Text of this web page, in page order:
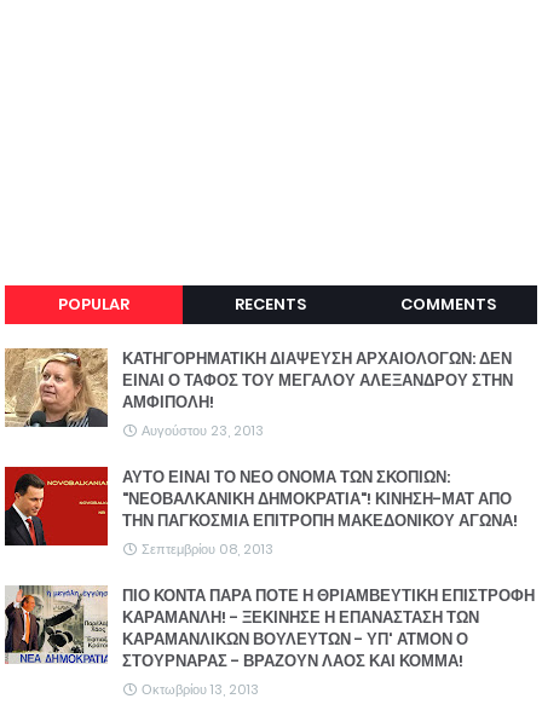
POPULAR RECENTS COMMENTS
ΚΑΤΗΓΟΡΗΜΑΤΙΚΗ ΔΙΑΨΕΥΣΗ ΑΡΧΑΙΟΛΟΓΩΝ: ΔΕΝ
ΕΙΝΑΙ Ο ΤΑΦΟΣ ΤΟΥ ΜΕΓΑΛΟΥ ΑΛΕΞΑΝΔΡΟΥ ΣΤΗΝ
ΑΜΦΙΠΟΛΗ!
Αυγούστου 23, 2013
ΑΥΤΟ ΕΙΝΑΙ ΤΟ ΝΕΟ ΟΝΟΜΑ ΤΩΝ ΣΚΟΠΙΩΝ:
"ΝΕΟΒΑΛΚΑΝΙΚΗ ΔΗΜΟΚΡΑΤΙΑ"! ΚΙΝΗΣΗ-ΜΑΤ ΑΠΟ
ΤΗΝ ΠΑΓΚΟΣΜΙΑ ΕΠΙΤΡΟΠΗ ΜΑΚΕΔΟΝΙΚΟΥ ΑΓΩΝΑ!
Σεπτεμβρίου 08, 2013
ΠΙΟ ΚΟΝΤΑ ΠΑΡΑ ΠΟΤΕ Η ΘΡΙΑΜΒΕΥΤΙΚΗ ΕΠΙΣΤΡΟΦΗ
ΚΑΡΑΜΑΝΛΗ! - ΞΕΚΙΝΗΣΕ Η ΕΠΑΝΑΣΤΑΣΗ ΤΩΝ
ΚΑΡΑΜΑΝΛΙΚΩΝ ΒΟΥΛΕΥΤΩΝ - ΥΠ' ΑΤΜΟΝ Ο
ΣΤΟΥΡΝΑΡΑΣ - ΒΡΑΖΟΥΝ ΛΑΟΣ ΚΑΙ ΚΟΜΜΑ!
Οκτωβρίου 13, 2013